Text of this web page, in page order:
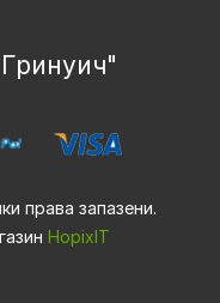
права запазени.
HopixIT